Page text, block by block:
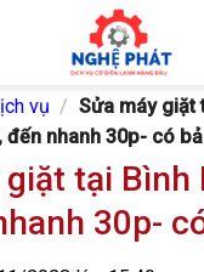
vụ / Sửa máy giặt
đến nhanh 30p- có
tại Bình
30p-